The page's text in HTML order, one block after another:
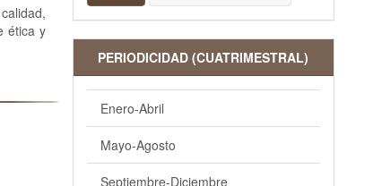
ética y
PERIODICIDAD (CUATRIMESTRAL)
Enero-Abril
Mayo-Agosto
Septiembre-Diciembre